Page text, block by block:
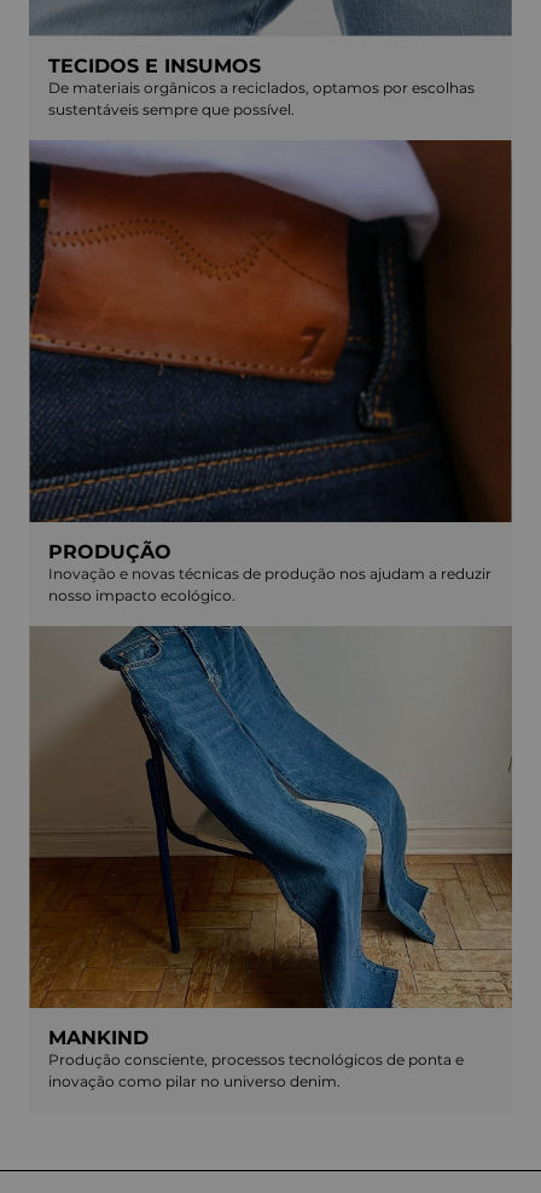
TECIDOS E INSUMOS
De materiais orgânicos a reciclados, optamos por escolhas
sustentáveis sempre que possível.
PRODUÇÃO
Inovação e novas técnicas de produção nos ajudam a reduzir
nosso impacto ecológico.
MANKIND
Produção consciente, processos tecnológicos de ponta e
inovação como pilar no universo denim.